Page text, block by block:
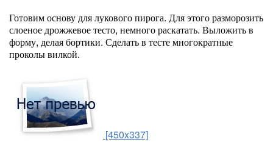
Готовим основу для лукового пирога. Для этого разморозить
слоеное дрожжевое тесто, немного раскатать. Выложить в
форму, делая бортики. Сделать в тесте многократные
проколы вилкой.
[450x337]